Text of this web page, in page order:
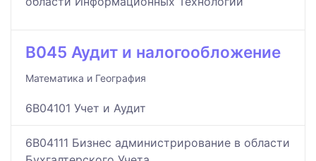
B045 Аудит и налогообложение
Математика и География
6B04101 Учет и Аудит
6B04111 Бизнес администрирование в области